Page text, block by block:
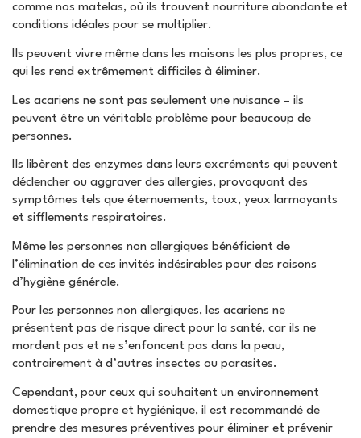
comme nos matelas, où ils trouvent nourriture abondante et
conditions idéales pour se multiplier.
Ils peuvent vivre même dans les maisons les plus propres, ce
qui les rend extrêmement difficiles à éliminer.
Les acariens ne sont pas seulement une nuisance – ils
peuvent être un véritable problème pour beaucoup de
personnes.
Ils libèrent des enzymes dans leurs excréments qui peuvent
déclencher ou aggraver des allergies, provoquant des
symptômes tels que éternuements, toux, yeux larmoyants
et sifflements respiratoires.
Même les personnes non allergiques bénéficient de
l’élimination de ces invités indésirables pour des raisons
d’hygiène générale.
Pour les personnes non allergiques, les acariens ne
présentent pas de risque direct pour la santé, car ils ne
mordent pas et ne s’enfoncent pas dans la peau,
contrairement à d’autres insectes ou parasites.
Cependant, pour ceux qui souhaitent un environnement
domestique propre et hygiénique, il est recommandé de
prendre des mesures préventives pour éliminer et prévenir